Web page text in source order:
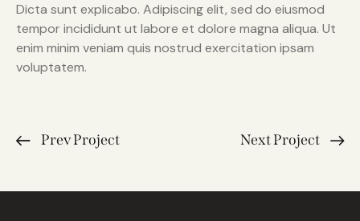
Dicta sunt explicabo. Adipiscing elit, sed do eiusmod
tempor incididunt ut labore et dolore magna aliqua. Ut
enim minim veniam quis nostrud exercitation ipsam
voluptatem.
Prev Project Next Project